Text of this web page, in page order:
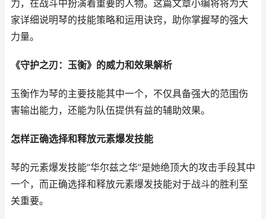
力，在战斗中扮演着重要的人物。这篇文章小编将将为大
家详细说明琴的技能策略和运用诀窍，助你掌握琴的强大
力量。
《守护之刃：玉衡》的威力和效果解析
玉衡作为琴的主要技能其中一个，不仅具备强大的范围伤
害输出能力，还能为队伍提供有益的辅助效果。
怎样正确选择和释放元素爆发技能
琴的元素爆发技能“华尔兹之华”是她绝顶大的攻击手段其中
一个，而正确选择和释放元素爆发技能对于战斗的胜利至
关重要。